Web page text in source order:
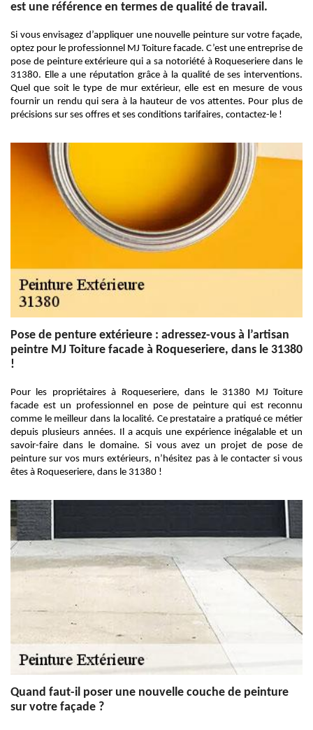
est une référence en termes de qualité de travail.
Si vous envisagez d’appliquer une nouvelle peinture sur votre façade,
optez pour le professionnel MJ Toiture facade. C’est une entreprise de
pose de peinture extérieure qui a sa notoriété à Roqueseriere dans le
31380. Elle a une réputation grâce à la qualité de ses interventions.
Quel que soit le type de mur extérieur, elle est en mesure de vous
fournir un rendu qui sera à la hauteur de vos attentes. Pour plus de
précisions sur ses offres et ses conditions tarifaires, contactez-le !
Pose de penture extérieure : adressez-vous à l’artisan
peintre MJ Toiture facade à Roqueseriere, dans le 31380
!
Pour les propriétaires à Roqueseriere, dans le 31380 MJ Toiture
facade est un professionnel en pose de peinture qui est reconnu
comme le meilleur dans la localité. Ce prestataire a pratiqué ce métier
depuis plusieurs années. Il a acquis une expérience inégalable et un
savoir-faire dans le domaine. Si vous avez un projet de pose de
peinture sur vos murs extérieurs, n’hésitez pas à le contacter si vous
êtes à Roqueseriere, dans le 31380 !
Quand faut-il poser une nouvelle couche de peinture
sur votre façade ?